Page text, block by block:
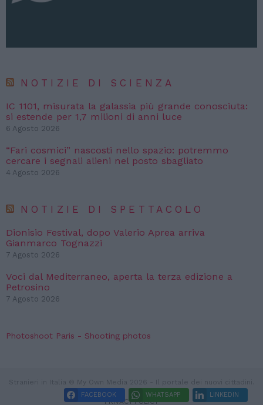
NOTIZIE DI SCIENZA
IC 1101, misurata la galassia più grande conosciuta:
si estende per 1,7 milioni di anni luce
6 Agosto 2026
“Fari cosmici” nascosti nello spazio: potremmo
cercare i segnali alieni nel posto sbagliato
4 Agosto 2026
NOTIZIE DI SPETTACOLO
Dionisio Festival, dopo Valerio Aprea arriva
Gianmarco Tognazzi
7 Agosto 2026
Voci dal Mediterraneo, aperta la terza edizione a
Petrosino
7 Agosto 2026
Photoshoot Paris - Shooting photos
PRIVACY POLICY
FACEBOOK WHATSAPP LINKEDIN